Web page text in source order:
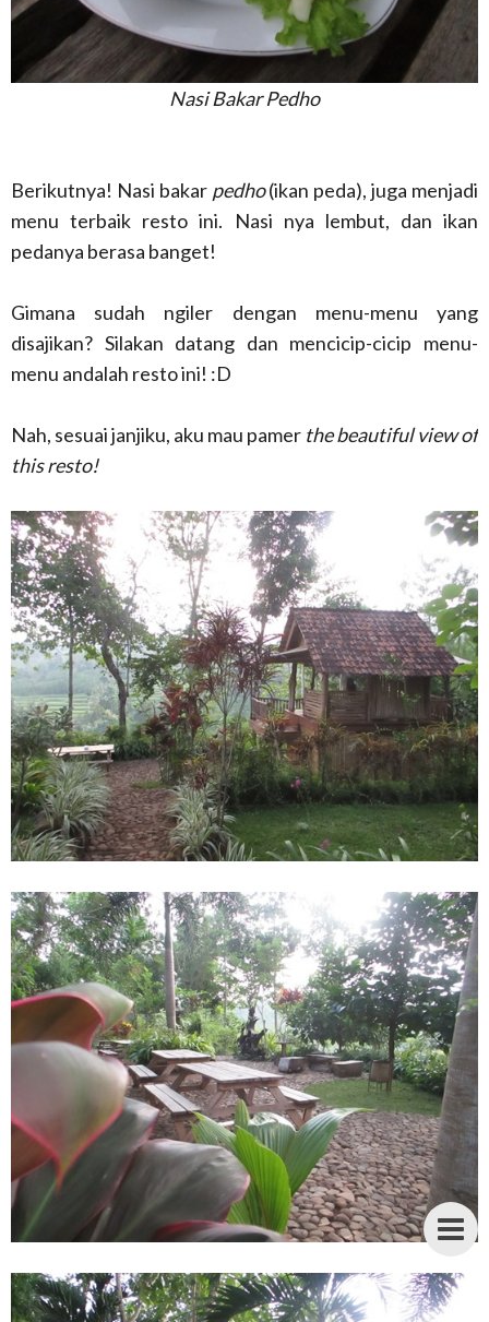
Nasi Bakar Pedho
Berikutnya! Nasi bakar pedho(ikan peda), juga menjadi
menu terbaik resto ini. Nasi nya lembut, dan ikan
pedanya berasa banget!
Gimana sudah ngiler dengan menu-menu yang
disajikan? Silakan datang dan mencicip-cicip menu-
menu andalah resto ini! :D
Nah, sesuai janjiku, aku mau pamer the beautiful view of
this resto!